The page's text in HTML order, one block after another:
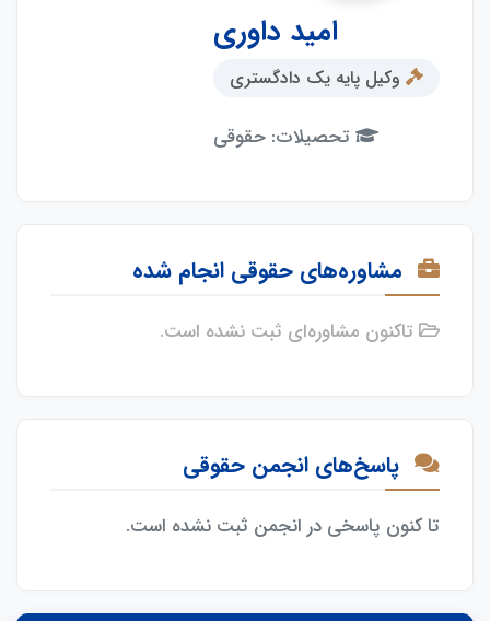
امید داوری
وکیل پایه یک دادگستری
تحصیلات: حقوقی
مشاوره‌های حقوقی انجام شده
تاکنون مشاوره‌ای ثبت نشده است.
پاسخ‌های انجمن حقوقی
تا کنون پاسخی در انجمن ثبت نشده است.